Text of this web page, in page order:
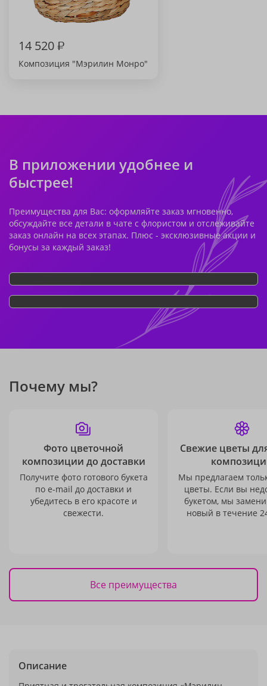
14 520₽
Композиция "Мэрилин Монро"
В приложении удобнее и
быстрее!
Преимущества для Вас: оформляйте заказ мгновенно,
обсуждайте все детали в чате с флористом и отслеживайте
заказ онлайн на всех этапах. Плюс - эксклюзивные акции и
бонусы за каждый заказ!
Почему мы?
Фото цветочной
композиции до доставки
Получите фото готового букета
по e-mail до доставки и
убедитесь в его красоте и
свежести.
Свежие цветы
Мы предлагаем
цветы. Если вы
букетом, мы
новый в течение
Все преимущества
Описание